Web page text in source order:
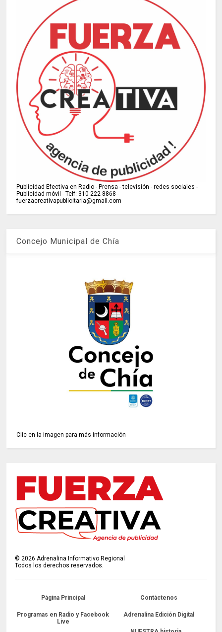
Publicidad Efectiva en Radio - Prensa - televisión - redes sociales -
Publicidad móvil - Telf: 310 222 8868 -
fuerzacreativapublicitaria@gmail.com
Concejo Municipal de Chía
Clic en la imagen para más información
©2026 Adrenalina Informativo Regional
Todos los derechos reservados.
Página Principal Contáctenos
Programas en Radio y Facebook
Live
Adrenalina Edición Digital